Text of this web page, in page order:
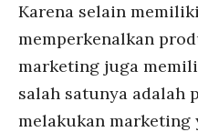
Karena selain
memperkenalkan
marketing juga
salah satunya adalah
melakukan